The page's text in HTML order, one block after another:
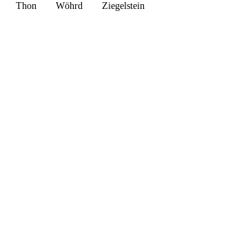
Thon Wöhrd Ziegelstein